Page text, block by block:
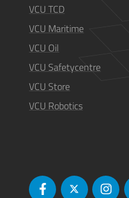
VCU TCD
VCU Maritime
VCU Oil
VCU Safetycentre
VCU Store
VCU Robotics